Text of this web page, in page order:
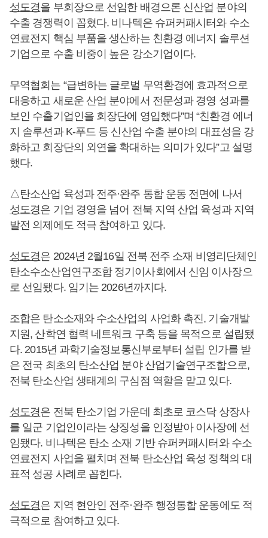
성도경을 부회장으로 선임한 배경으론 신산업 분야의
수출 경쟁력이 꼽혔다. 비나텍은 슈퍼커패시터와 수소
연료전지 핵심 부품을 생산하는 친환경 에너지 솔루션
기업으로 수출 비중이 높은 강소기업이다.
무역협회는 “급변하는 글로벌 무역환경에 효과적으로
대응하고 새로운 산업 분야에서 전문성과 경영 성과를
보인 수출기업인을 회장단에 영입했다”며 “친환경 에너
지 솔루션과 K-푸드 등 신산업 수출 분야의 대표성을 강
화하고 회장단의 외연을 확대하는 의미가 있다”고 설명
했다.
△탄소산업 육성과 전주·완주 통합 운동 전면에 나서
성도경은 기업 경영을 넘어 전북 지역 산업 육성과 지역
발전 의제에도 적극 참여하고 있다.
성도경은 2024년 2월16일 전북 전주 소재 비영리단체인
탄소수소산업연구조합 정기이사회에서 신임 이사장으
로 선임됐다. 임기는 2026년까지다.
조합은 탄소소재와 수소산업의 사업화 촉진, 기술개발
지원, 산학연 협력 네트워크 구축 등을 목적으로 설립됐
다. 2015년 과학기술정보통신부로부터 설립 인가를 받
은 전국 최초의 탄소산업 분야 산업기술연구조합으로,
전북 탄소산업 생태계의 구심점 역할을 맡고 있다.
성도경은 전북 탄소기업 가운데 최초로 코스닥 상장사
를 일군 기업인이라는 상징성을 인정받아 이사장에 선
임됐다. 비나텍은 탄소 소재 기반 슈퍼커패시터와 수소
연료전지 사업을 펼치며 전북 탄소산업 육성 정책의 대
표적 성공 사례로 꼽힌다.
성도경은 지역 현안인 전주·완주 행정통합 운동에도 적
극적으로 참여하고 있다.